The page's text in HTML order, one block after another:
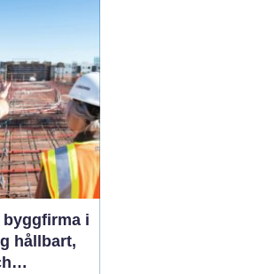
dyra
Därför
03 augusti
i